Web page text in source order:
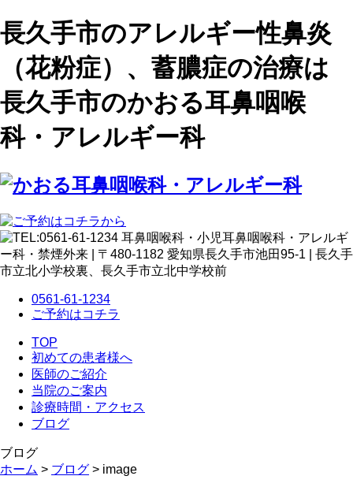
長久手市のアレルギー性鼻炎
（花粉症）、蓄膿症の治療は
長久手市のかおる耳鼻咽喉
科・アレルギー科
0561-61-1234
ご予約はコチラ
TOP
初めての患者様へ
医師のご紹介
当院のご案内
診療時間・アクセス
ブログ
ブログ
ホーム > ブログ > image